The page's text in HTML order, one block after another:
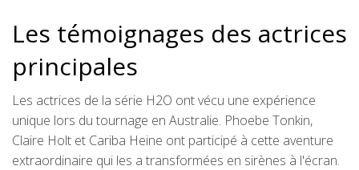
Les témoignages des actrices
principales
Les actrices de la série H2O ont vécu une expérience
unique lors du tournage en Australie. Phoebe Tonkin,
Claire Holt et Cariba Heine ont participé à cette aventure
extraordinaire qui les a transformées en sirènes à l'écran.